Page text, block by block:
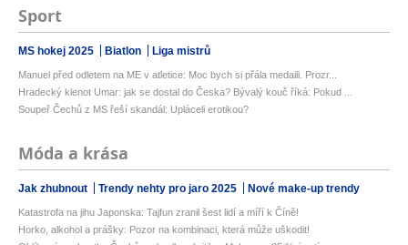
Sport
MS hokej 2025 Biatlon Liga mistrů
Manuel před odletem na ME v atletice: Moc bych si přála medaili. Prozr...
Hradecký klenot Umar: jak se dostal do Česka? Bývalý kouč říká: Pokud ...
Soupeř Čechů z MS řeší skandál: Upláceli erotikou?
Móda a krása
Jak zhubnout Trendy nehty pro jaro 2025 Nové make-up trendy
Katastrofa na jihu Japonska: Tajfun zranil šest lidí a míří k Číně!
Horko, alkohol a prášky: Pozor na kombinaci, která může uškodit!